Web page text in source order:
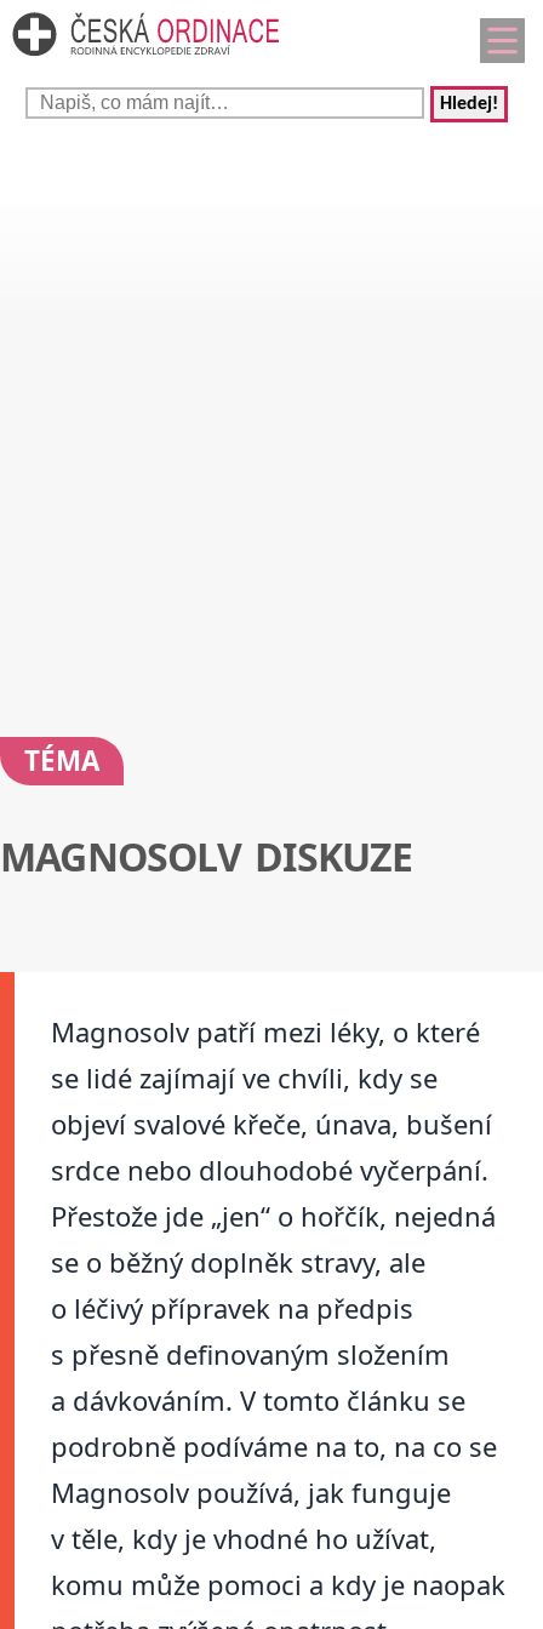
Hledej!
TÉMA
MAGNOSOLV DISKUZE
Magnosolv patří mezi léky, o které
se lidé zajímají ve chvíli, kdy se
objeví svalové křeče, únava, bušení
srdce nebo dlouhodobé vyčerpání.
Přestože jde „jen“ o hořčík, nejedná
se o běžný doplněk stravy, ale
o léčivý přípravek na předpis
s přesně definovaným složením
a dávkováním. V tomto článku se
podrobně podíváme na to, na co se
Magnosolv používá, jak funguje
v těle, kdy je vhodné ho užívat,
komu může pomoci a kdy je naopak